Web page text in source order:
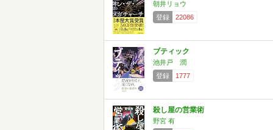
朝井リョウ
登録
22086
ブティック
池井戸 潤
登録
1777
殺し屋の営業術
野宮 有